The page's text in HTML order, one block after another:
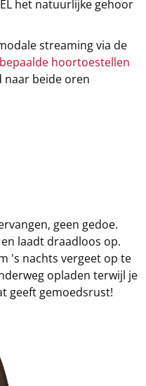
het natuurlijke gehoor
streaming via de
bepaalde hoortoestellen
naar beide oren
geen gedoe.
laadt draadloos op.
's nachts vergeet op te
opladen terwijl je
geeft gemoedsrust!